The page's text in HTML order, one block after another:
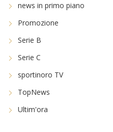
news in primo piano
Promozione
Serie B
Serie C
sportinoro TV
TopNews
Ultim'ora